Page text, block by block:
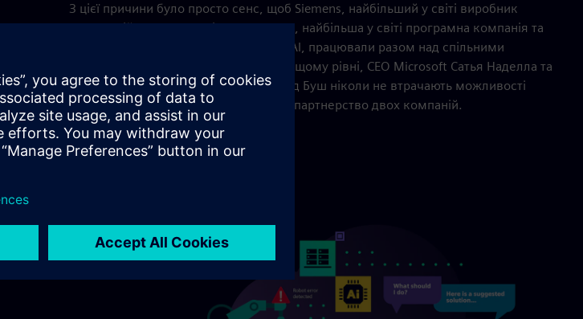
З цієї причини було просто сенс, щоб Siemens, найбільший у світі виробник
технологій автоматизації, та Microsoft, найбільша у світі програмна компанія та
найбільш голосний підсилювач OpenAI, працювали разом над спільними
рішеннями. Щоб зробити це на найвищому рівні, CEO Microsoft Сатья Наделла та
генеральний директор Siemens Роланд Буш ніколи не втрачають можливості
похвалитися синергією, яку створює партнерство двох компаній.